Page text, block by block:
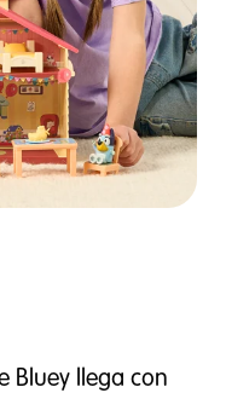
Bluey llega con